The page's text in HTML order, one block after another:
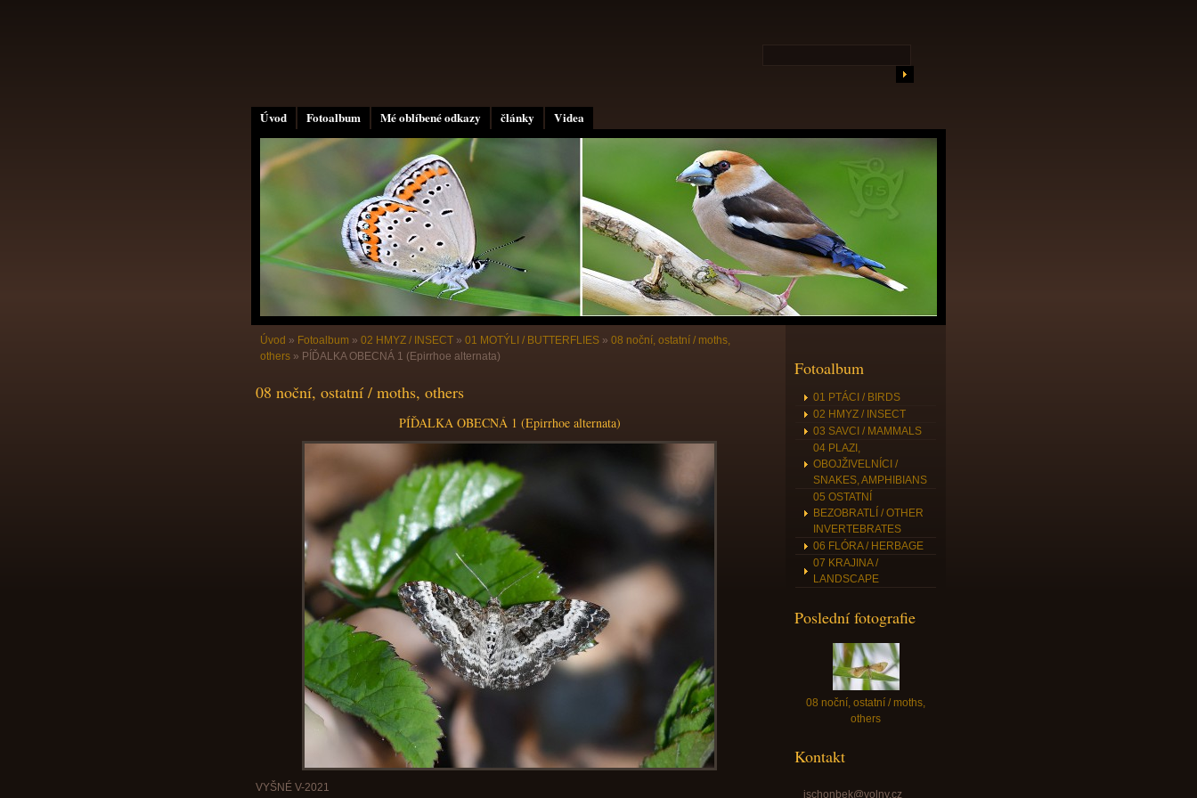
Úvod Fotoalbum Mé oblíbené odkazy články Videa
Úvod » Fotoalbum » 02 HMYZ / INSECT » 01 MOTÝLI / BUTTERFLIES » 08 noční, ostatní / moths,
others » PÍĎALKA OBECNÁ 1 (Epirrhoe alternata)
08 noční, ostatní / moths, others
PÍĎALKA OBECNÁ 1 (Epirrhoe alternata)
VYŠNÉ V-2021
Fotoalbum
01 PTÁCI / BIRDS
02 HMYZ / INSECT
03 SAVCI / MAMMALS
04 PLAZI,
OBOJŽIVELNÍCI /
SNAKES, AMPHIBIANS
05 OSTATNÍ
BEZOBRATLÍ / OTHER
INVERTEBRATES
06 FLÓRA / HERBAGE
07 KRAJINA /
LANDSCAPE
Poslední fotografie
08 noční, ostatní / moths,
others
Kontakt
jschonbek@volny.cz